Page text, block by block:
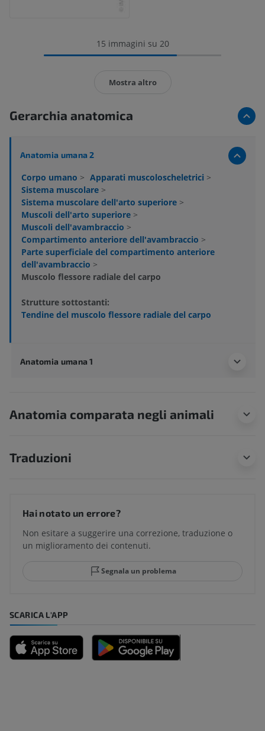
15 immagini su 20
Mostra altro
Gerarchia anatomica
Anatomia umana 2
Corpo umano > Apparati muscoloscheletrici >
Sistema muscolare >
Sistema muscolare dell'arto superiore >
Muscoli dell'arto superiore >
Muscoli dell'avambraccio >
Compartimento anteriore dell'avambraccio >
Parte superficiale del compartimento anteriore
dell'avambraccio >
Muscolo flessore radiale del carpo
Strutture sottostanti:
Tendine del muscolo flessore radiale del carpo
Anatomia umana 1
Anatomia comparata negli animali
Traduzioni
Hai notato un errore?
Non esitare a suggerire una correzione, traduzione o
un miglioramento dei contenuti.
Segnala un problema
SCARICA L'APP